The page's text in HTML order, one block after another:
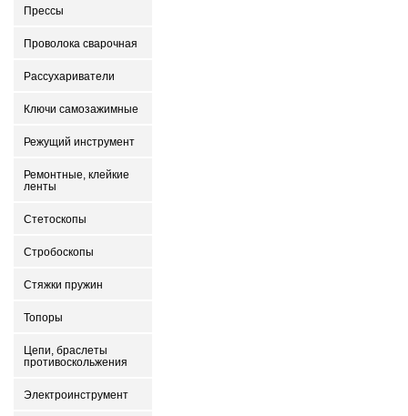
Прессы
Проволока сварочная
Рассухариватели
Ключи самозажимные
Режущий инструмент
Ремонтные, клейкие
ленты
Стетоскопы
Стробоскопы
Стяжки пружин
Топоры
Цепи, браслеты
противоскольжения
Электроинструмент